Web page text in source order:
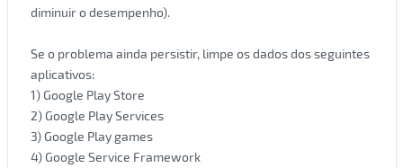
diminuir o desempenho).
Se o problema ainda persistir, limpe os dados dos seguintes
aplicativos:
1) Google Play Store
2) Google Play Services
3) Google Play games
4) Google Service Framework